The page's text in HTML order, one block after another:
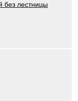
без лестницы